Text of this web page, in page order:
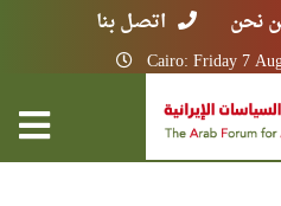
نحن اتصل بنا
Cairo: Friday 7